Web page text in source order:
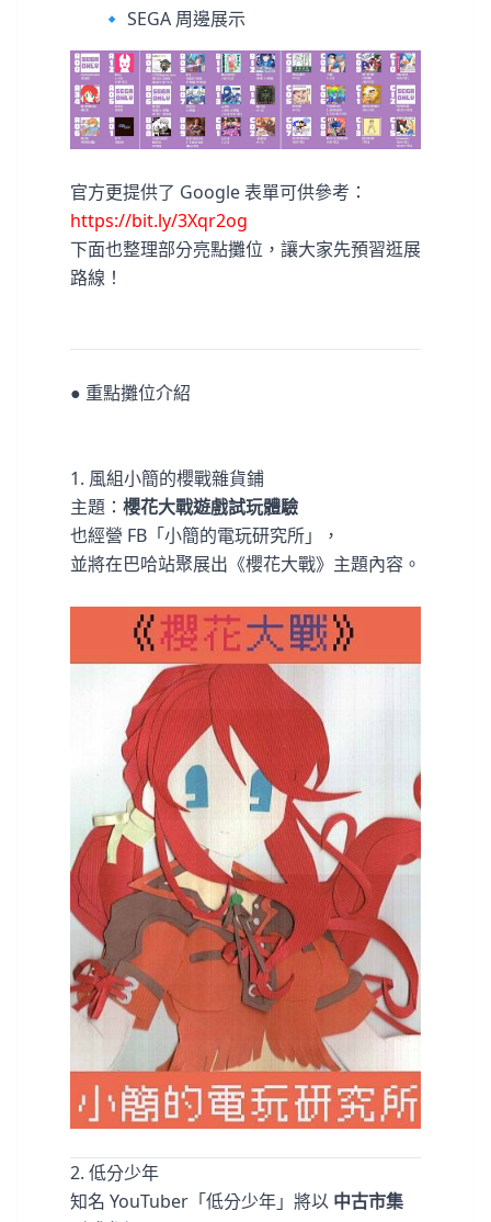
🔹 SEGA 周邊展示
官方更提供了 Google 表單可供參考：
https://bit.ly/3Xqr2og
下面也整理部分亮點攤位，讓大家先預習逛展
路線！
● 重點攤位介紹
1. 風組小簡的櫻戰雜貨鋪
主題： 櫻花大戰遊戲試玩體驗
也經營 FB「小簡的電玩研究所」，
並將在巴哈站聚展出《櫻花大戰》主題內容。
2️. 低分少年
知名 YouTuber「低分少年」將以 中古市集